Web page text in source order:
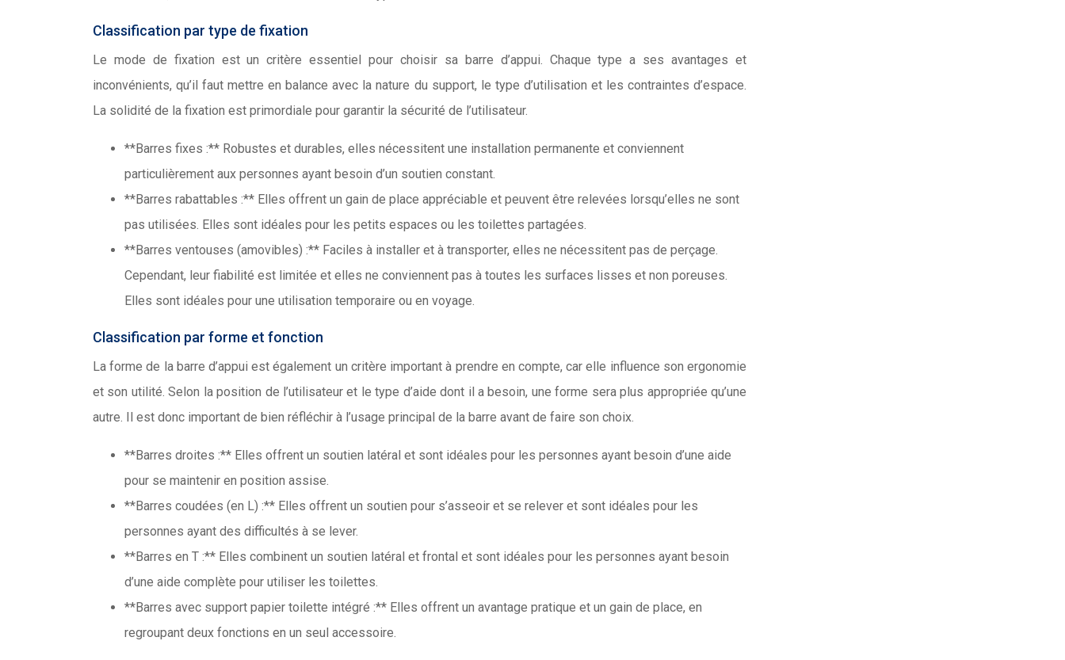
Classification par type de fixation
Le mode de fixation est un critère essentiel pour choisir sa barre d’appui. Chaque type a ses avantages et
inconvénients, qu’il faut mettre en balance avec la nature du support, le type d’utilisation et les contraintes d’espace.
La solidité de la fixation est primordiale pour garantir la sécurité de l’utilisateur.
**Barres fixes :** Robustes et durables, elles nécessitent une installation permanente et conviennent
particulièrement aux personnes ayant besoin d’un soutien constant.
**Barres rabattables :** Elles offrent un gain de place appréciable et peuvent être relevées lorsqu’elles ne sont
pas utilisées. Elles sont idéales pour les petits espaces ou les toilettes partagées.
**Barres ventouses (amovibles) :** Faciles à installer et à transporter, elles ne nécessitent pas de perçage.
Cependant, leur fiabilité est limitée et elles ne conviennent pas à toutes les surfaces lisses et non poreuses.
Elles sont idéales pour une utilisation temporaire ou en voyage.
Classification par forme et fonction
La forme de la barre d’appui est également un critère important à prendre en compte, car elle influence son ergonomie
et son utilité. Selon la position de l’utilisateur et le type d’aide dont il a besoin, une forme sera plus appropriée qu’une
autre. Il est donc important de bien réfléchir à l’usage principal de la barre avant de faire son choix.
**Barres droites :** Elles offrent un soutien latéral et sont idéales pour les personnes ayant besoin d’une aide
pour se maintenir en position assise.
**Barres coudées (en L) :** Elles offrent un soutien pour s’asseoir et se relever et sont idéales pour les
personnes ayant des difficultés à se lever.
**Barres en T :** Elles combinent un soutien latéral et frontal et sont idéales pour les personnes ayant besoin
d’une aide complète pour utiliser les toilettes.
**Barres avec support papier toilette intégré :** Elles offrent un avantage pratique et un gain de place, en
regroupant deux fonctions en un seul accessoire.